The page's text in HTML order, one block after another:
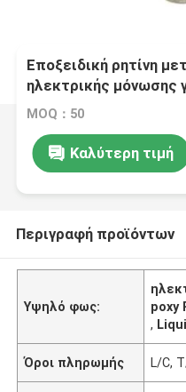
Εποξειδική ρητίνη
ηλεκτρικής μόνωσης
μέσης υψηλής τάσης
MOQ：50
Καλύτερη τιμή
Περιγραφή προϊόντων
Υψηλό φως:
poxy
,
Όροι πληρωμής L/C,